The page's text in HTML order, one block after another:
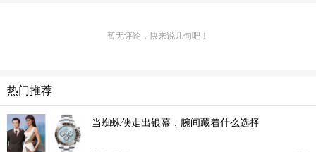
暂无评论，快来说几句吧！
热门推荐
当蜘蛛侠走出银幕，腕间藏着什么选择